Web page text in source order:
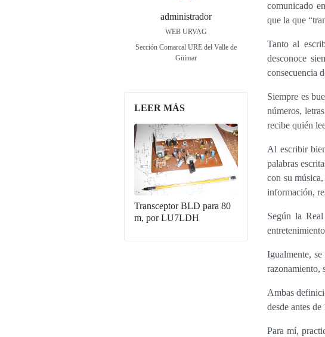
administrador
WEB URVAG
Sección Comarcal URE del Valle de
Güímar
LEER MÁS
Transceptor BLD para 80
m, por LU7LDH
comunicado
que la que
Tanto al
desconoce
consecuencia
Siempre es
números,
recibe quién
Al escribir
palabras
con su
información,
Según la
Igualmente,
razonamiento,
Ambas
desde antes
Para mí,